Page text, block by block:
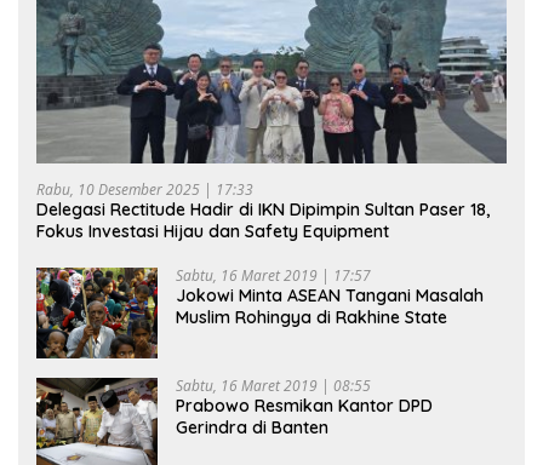
Rabu, 10 Desember 2025 | 17:33
Delegasi Rectitude Hadir di IKN Dipimpin Sultan Paser 18,
Fokus Investasi Hijau dan Safety Equipment
Sabtu, 16 Maret 2019 | 17:57
Jokowi Minta ASEAN Tangani Masalah
Muslim Rohingya di Rakhine State
Sabtu, 16 Maret 2019 | 08:55
Prabowo Resmikan Kantor DPD
Gerindra di Banten